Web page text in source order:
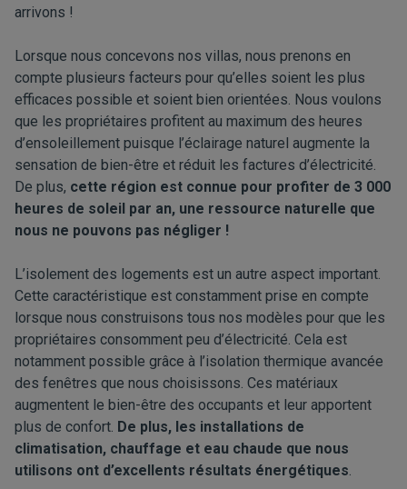
arrivons !
Lorsque nous concevons nos villas, nous prenons en
compte plusieurs facteurs pour qu’elles soient les plus
efficaces possible et soient bien orientées. Nous voulons
que les propriétaires profitent au maximum des heures
d’ensoleillement puisque l’éclairage naturel augmente la
sensation de bien-être et réduit les factures d’électricité.
De plus, cette région est connue pour profiter de 3 000
heures de soleil par an, une ressource naturelle que
nous ne pouvons pas négliger !
L’isolement des logements est un autre aspect important.
Cette caractéristique est constamment prise en compte
lorsque nous construisons tous nos modèles pour que les
propriétaires consomment peu d’électricité. Cela est
notamment possible grâce à l’isolation thermique avancée
des fenêtres que nous choisissons. Ces matériaux
augmentent le bien-être des occupants et leur apportent
plus de confort. De plus, les installations de
climatisation, chauffage et eau chaude que nous
utilisons ont d’excellents résultats énergétiques.